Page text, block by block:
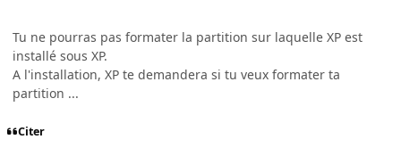
Tu ne pourras pas formater la partition sur laquelle XP est
installé sous XP.
A l'installation, XP te demandera si tu veux formater ta
partition ...
Citer